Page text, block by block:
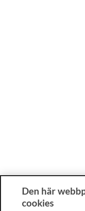
Den här
cookies